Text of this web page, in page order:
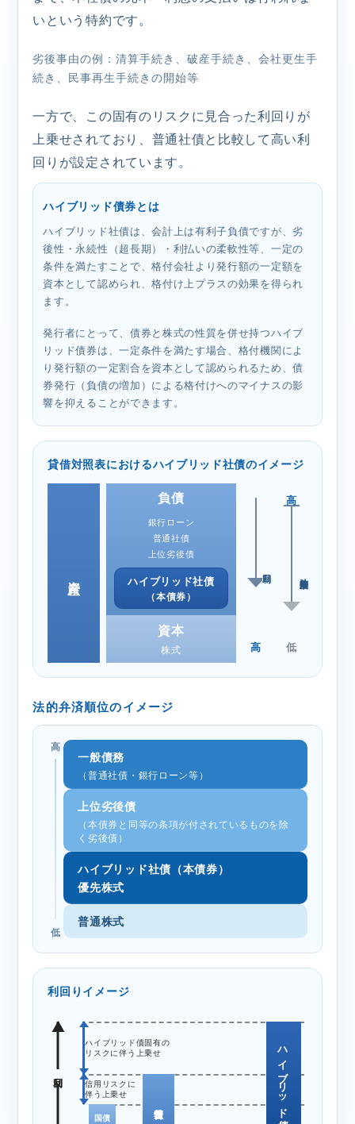
いという特約です。
劣後事由の例：清算手続き、破産手続き、会社更生手
続き、民事再生手続きの開始等
一方で、この固有のリスクに見合った利回りが
上乗せされており、普通社債と比較して高い利
回りが設定されています。
ハイブリッド債券とは
ハイブリッド社債は、会計上は有利子負債ですが、劣
後性・永続性（超長期）・利払いの柔軟性等、一定の
条件を満たすことで、格付会社より発行額の一定額を
資本として認められ、格付け上プラスの効果を得られ
ます。
発行者にとって、債券と株式の性質を併せ持つハイブ
リッド債券は、一定条件を満たす場合、格付機関によ
り発行額の一定割合を資本として認められるため、債
券発行（負債の増加）による格付けへのマイナスの影
響を抑えることができます。
貸借対照表におけるハイブリッド社債のイメージ
負債
銀行ローン
普通社債
上位劣後債
ハイブリッド社債
（本債券）
資本
株式
利回り
高
高
低
法的弁済順位のイメージ
高
低
一般債務
（普通社債・銀行ローン等）
上位劣後債
（本債券と同等の条項が付されているものを除
く劣後債）
ハイブリッド社債（本債券）
優先株式
普通株式
利回りイメージ
利回り
ハイブリッド債固有の
リスクに伴う上乗せ
信用リスクに
伴う上乗せ
国債
ハイブリッド社債